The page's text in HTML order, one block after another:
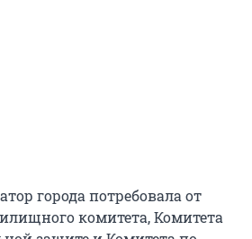
города потребовала от
комитета, Комитета